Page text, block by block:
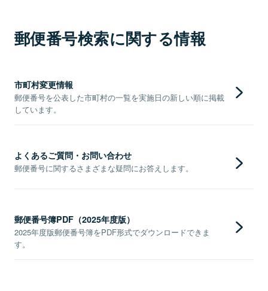
郵便番号検索に関する情報
市町村変更情報
郵便番号を公表した市町村の一覧を実施日の新しい順に掲載
しています。
よくあるご質問・お問い合わせ
郵便番号に関するさまざまな疑問にお答えします。
郵便番号簿PDF（2025年度版）
2025年度版郵便番号簿をPDF形式でダウンロードできま
す。